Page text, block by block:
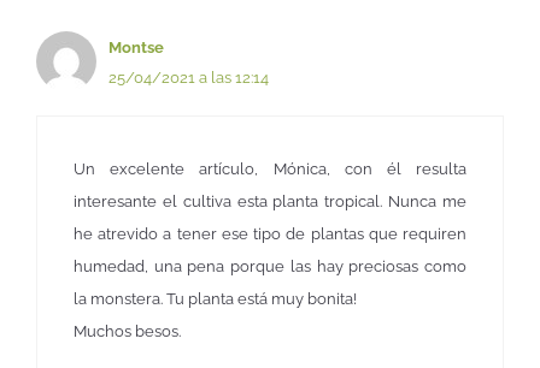
Montse
25/04/2021 a las 12:14
Un excelente artículo, Mónica, con él resulta
interesante el cultiva esta planta tropical. Nunca me
he atrevido a tener ese tipo de plantas que requiren
humedad, una pena porque las hay preciosas como
la monstera. Tu planta está muy bonita!
Muchos besos.